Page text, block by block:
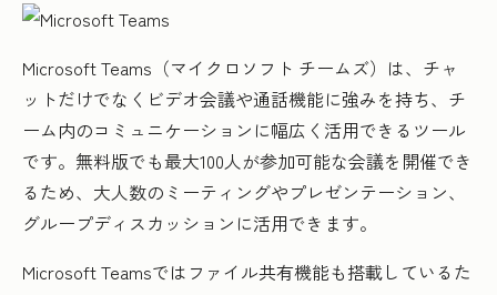
Microsoft Teams（マイクロソフト チームズ）は、チャ
ットだけでなくビデオ会議や通話機能に強みを持ち、チ
ーム内のコミュニケーションに幅広く活用できるツール
です。無料版でも最大100人が参加可能な会議を開催でき
るため、大人数のミーティングやプレゼンテーション、
グループディスカッションに活用できます。
Microsoft Teamsではファイル共有機能も搭載しているた